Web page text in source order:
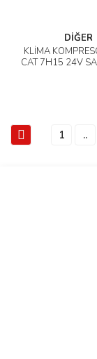
DİĞER
KLİMA
CAT 7H15 24V
1 ..